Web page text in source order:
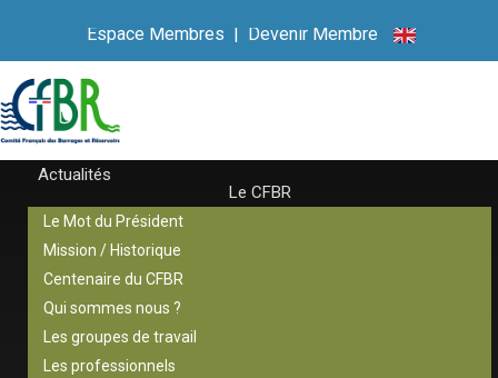
Espace Membres | Devenir Membre
Actualités
Le CFBR
Le Mot du Président
Mission / Historique
Centenaire du CFBR
Qui sommes nous ?
Les groupes de travail
Les professionnels